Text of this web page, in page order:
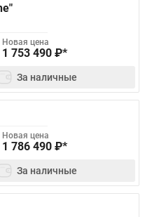
Новая цена
1 753 490 ₽*
За наличные
Новая цена
1 786 490 ₽*
За наличные